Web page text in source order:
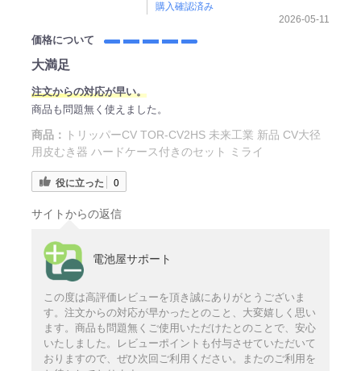
購入確認済み
2026-05-11
価格について
大満足
注文からの対応が早い。
商品も問題無く使えました。
商品：
トリッパーCV TOR-CV2HS 未来工業 新品 CV大径
用皮むき器 ハードケース付きのセット ミライ
役に立った 0
サイトからの返信
電池屋サポート
この度は高評価レビューを頂き誠にありがとうございま
す。注文からの対応が早かったとのこと、大変嬉しく思い
ます。商品も問題無くご使用いただけたとのことで、安心
いたしました。レビューポイントも付与させていただいて
おりますので、ぜひ次回ご利用ください。またのご利用を